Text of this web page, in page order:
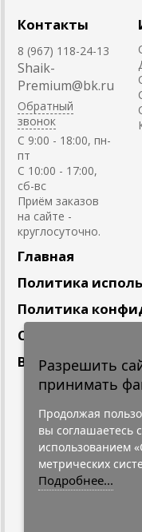
Контакты
8 (967) 118-24-13
Shaik-
Premium@bk.ru
Обратный
звонок
C 9:00 - 18:00, пн-
пт
С 10:00 - 17:00,
сб-вс
Приём заказов
на сайте -
круглосуточно.
Главная
Политика
Политика
Сотрудничество
Вакансии
Подпишитесь
Нажимая на
персональных
Разрешить
принимать
Продолжая
вы соглашаетесь с
использованием
метрических
Подробнее...